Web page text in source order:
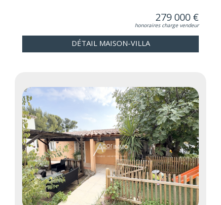
279 000 €
honoraires charge vendeur
DÉTAIL MAISON-VILLA